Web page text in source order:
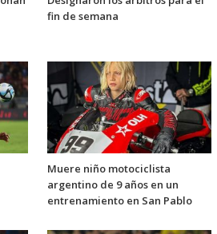
fin de semana
Muere niño motociclista
argentino de 9 años en un
entrenamiento en San Pablo